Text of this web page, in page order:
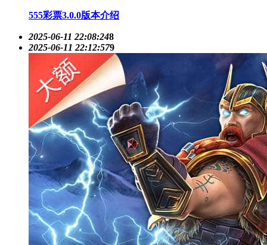
555彩票3.0.0版本介绍
2025-06-11 22:08:248
2025-06-11 22:12:579